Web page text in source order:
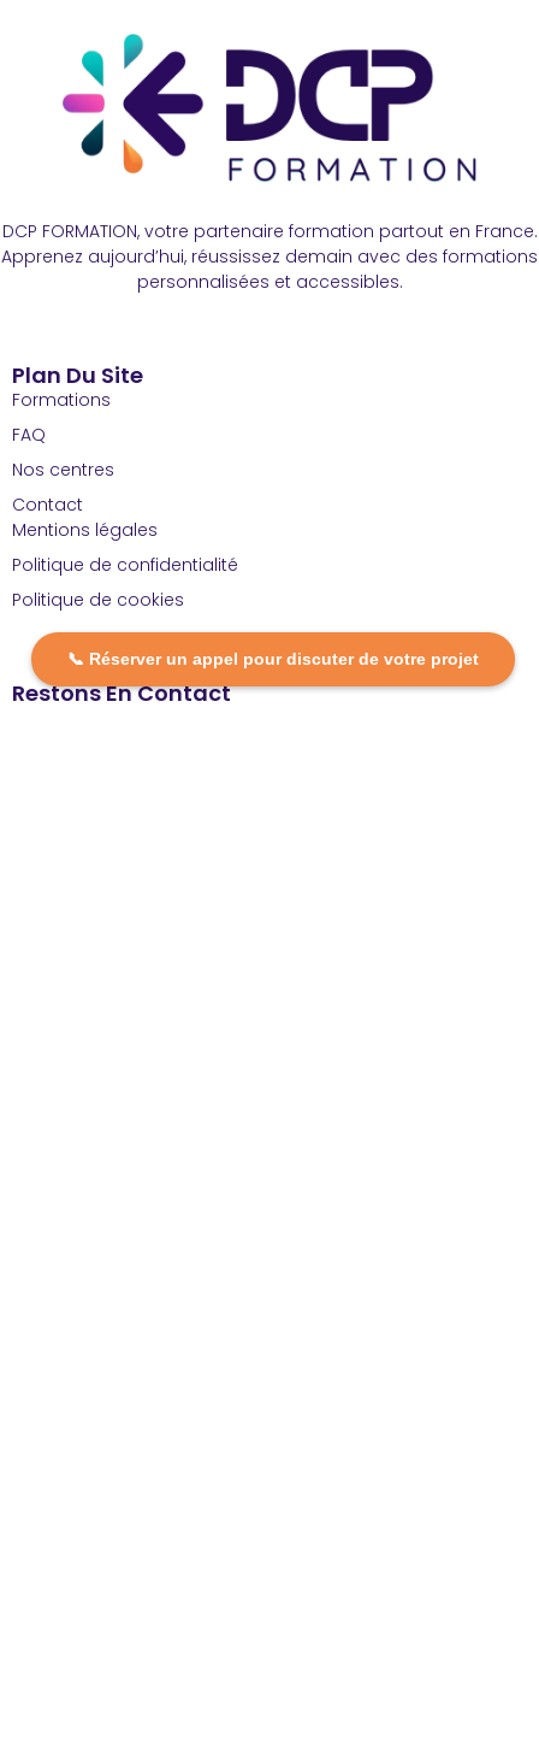
📞 Réserver un appel pour discuter de votre projet
DCP FORMATION, votre partenaire formation partout en France.
Apprenez aujourd’hui, réussissez demain avec des formations
personnalisées et accessibles.
Plan Du Site
Formations
FAQ
Nos centres
Contact
Mentions légales
Politique de confidentialité
Politique de cookies
Restons En Contact